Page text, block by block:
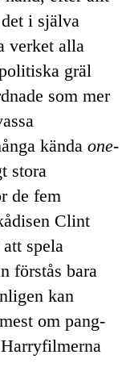
i själva
verket alla
gräl
som mer
kända one-
stora
de fem
Clint
spela
förstås bara
kan
om pang-
Harryfilmerna